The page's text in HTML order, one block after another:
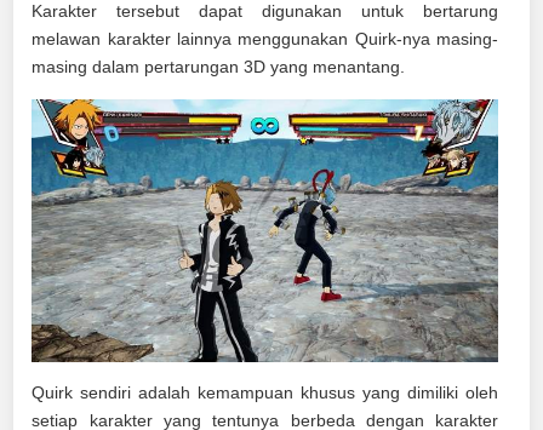
Karakter tersebut dapat digunakan untuk bertarung
melawan karakter lainnya menggunakan Quirk-nya masing-
masing dalam pertarungan 3D yang menantang.
Quirk sendiri adalah kemampuan khusus yang dimiliki oleh
setiap karakter yang tentunya berbeda dengan karakter